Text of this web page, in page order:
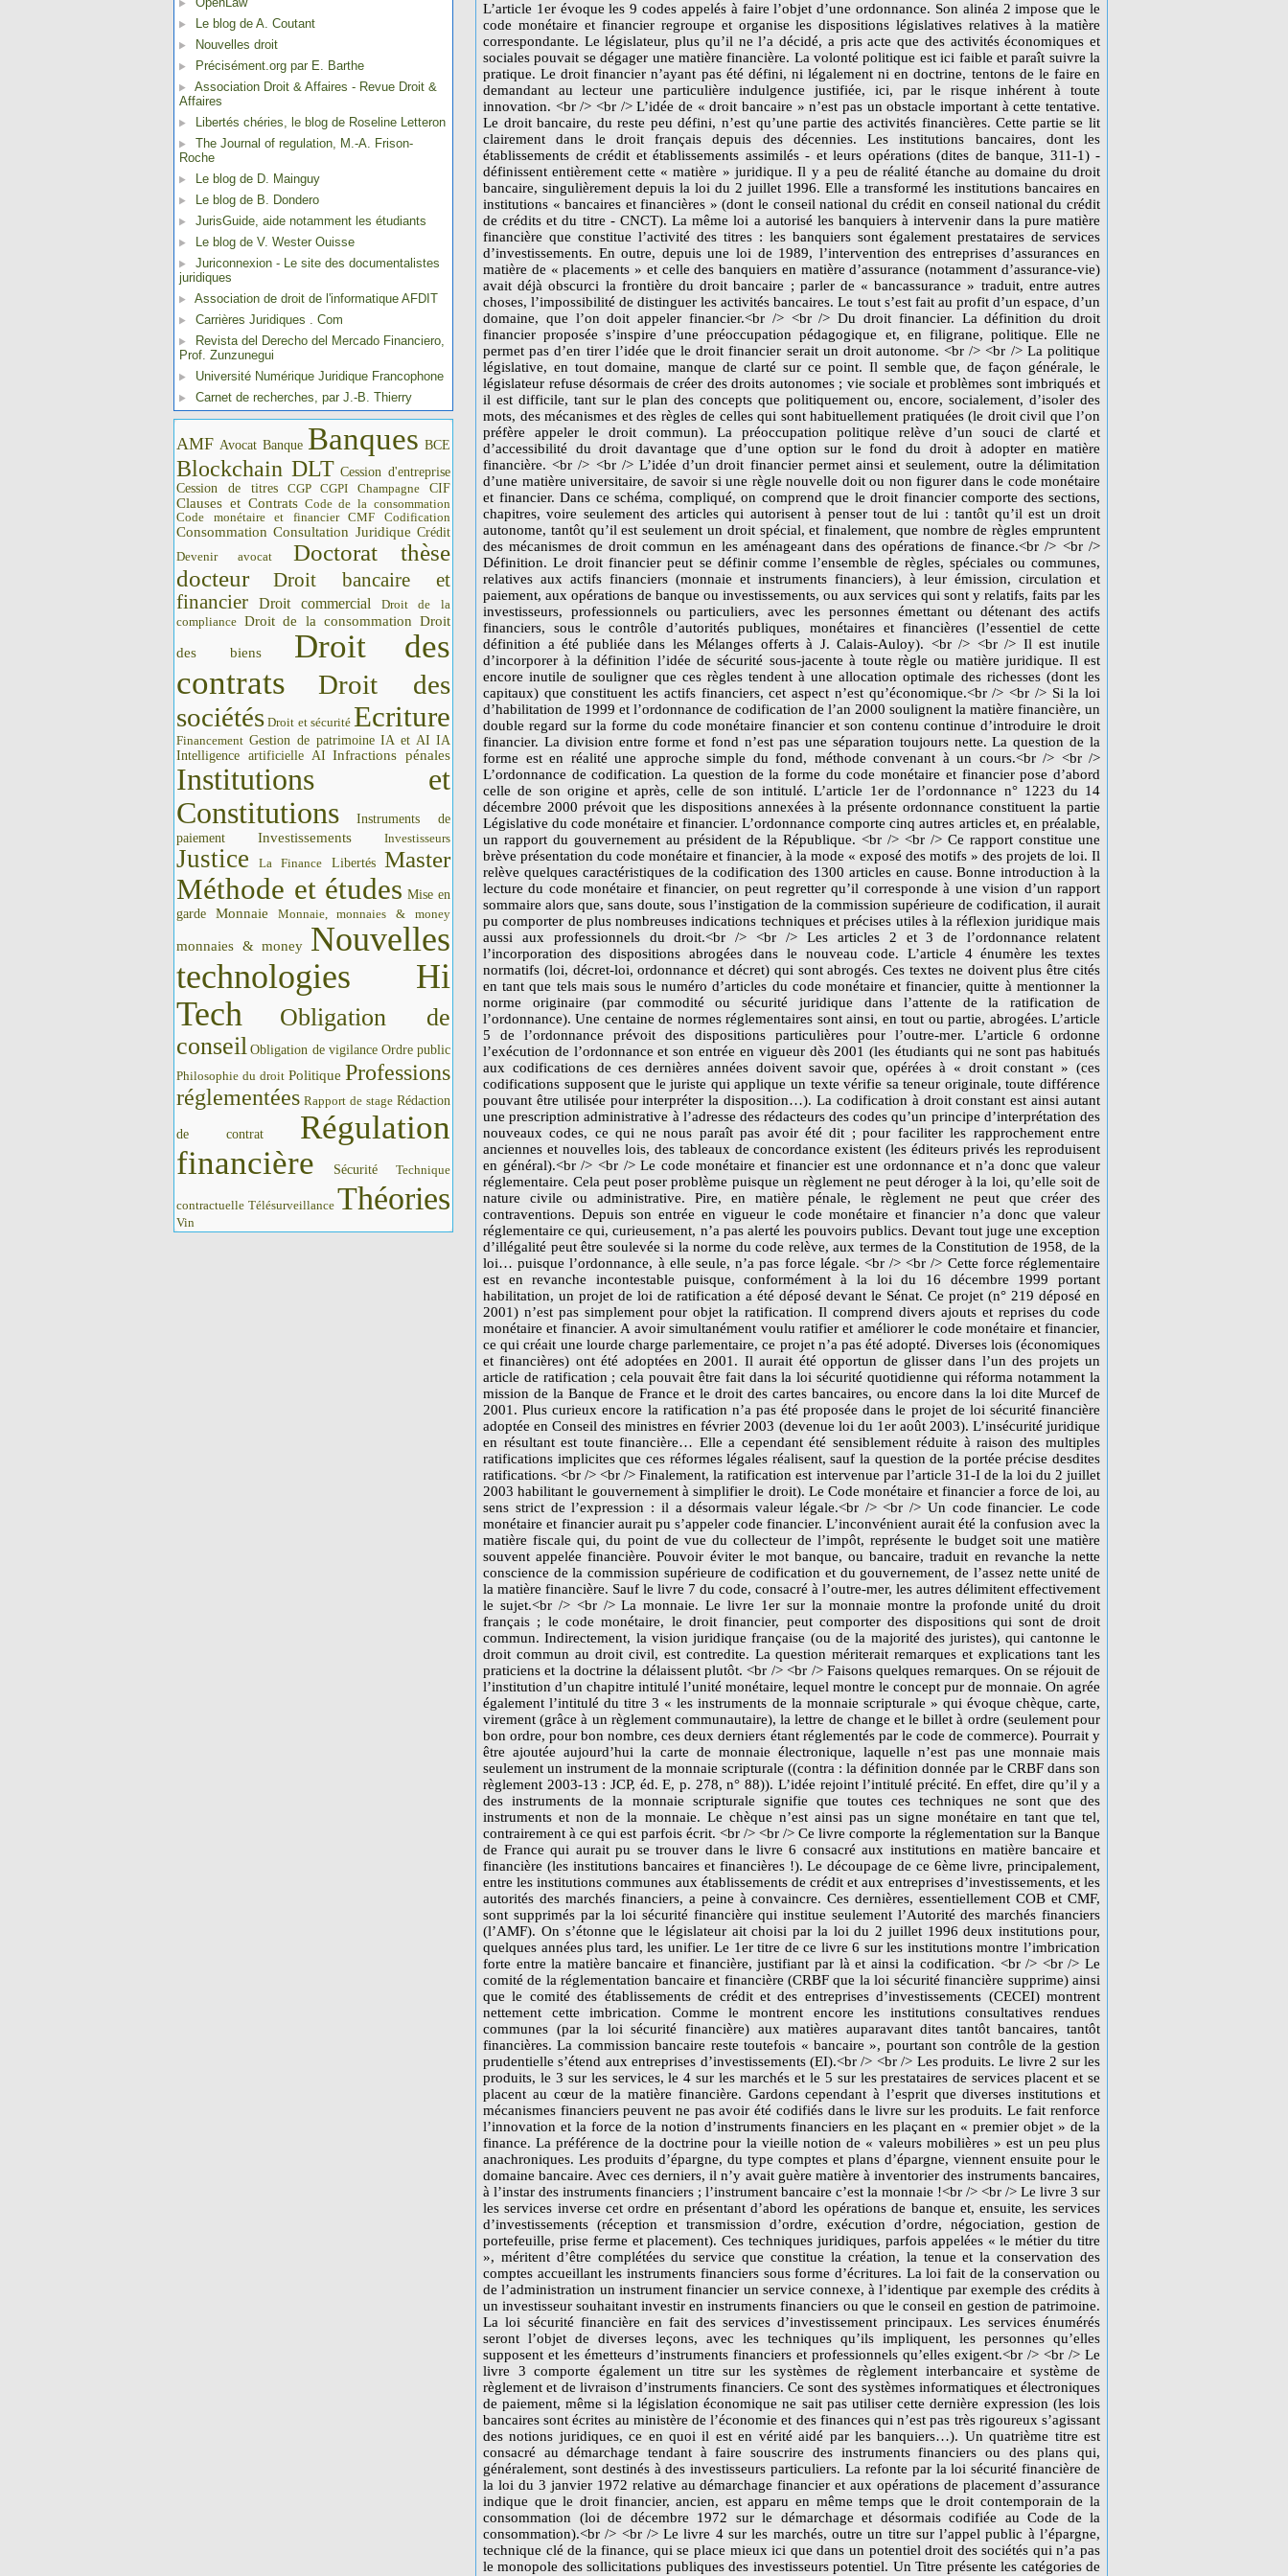
Le blog de A. Coutant
Nouvelles droit
Précisément.org par E. Barthe
Association Droit & Affaires - Revue Droit &
Affaires
Libertés chéries, le blog de Roseline Letteron
The Journal of regulation, M.-A. Frison-
Roche
Le blog de D. Mainguy
Le blog de B. Dondero
JurisGuide, aide notamment les étudiants
Le blog de V. Wester Ouisse
Juriconnexion - Le site des documentalistes
juridiques
Association de droit de l'informatique AFDIT
Carrières Juridiques . Com
Revista del Derecho del Mercado Financiero,
Prof. Zunzunegui
Université Numérique Juridique Francophone
Carnet de recherches, par J.-B. Thierry
AMF Avocat Banque Banques BCE
Blockchain DLT Cession d'entreprise
Cession de titres
CGP CGPI Champagne CIF
Clauses et Contrats Code de la consommation
Code monétaire et financier CMF
Codification
Consommation Consultation Juridique Crédit
Devenir avocat
Doctorat thèse
docteur
Droit bancaire et
financier
Droit commercial
Droit de la
compliance Droit de la consommation Droit
des biens
Droit des
contrats
Droit des
sociétés Droit et sécurité Ecriture
Financement Gestion de patrimoine IA et AI IA
Intelligence artificielle AI Infractions pénales
Institutions et
Constitutions
Instruments de
paiement
Investissements Investisseurs
Justice La Finance Libertés Master
Méthode et études Mise en
garde
Monnaie Monnaie, monnaies & money
monnaies & money Nouvelles
technologies Hi
Tech
Obligation de
conseil Obligation de vigilance Ordre public
Philosophie du droit Politique Professions
réglementées Rapport de stage Rédaction
de contrat
Régulation
financière
Sécurité Technique
contractuelle Télésurveillance Théories
Vin